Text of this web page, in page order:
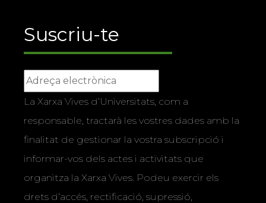
Suscriu-te
La Xarxa Vives d’Universitats, com a
responsable, tractarà les vostres dades amb la
finalitat de gestionar la vostra subscripció i
informar-vos dels actes i activitats que
organitza la Xarxa Vives. Podeu exercir els
drets d’accés, rectificació, supressió,